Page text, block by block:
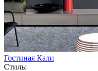
Гостиная Кали
Стиль: